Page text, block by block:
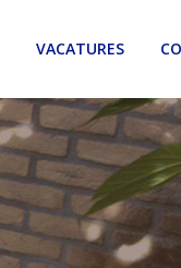
VACATURES